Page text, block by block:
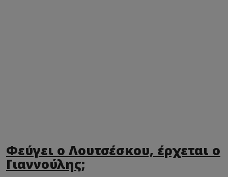
Φεύγει ο Λουτσέσκου, έρχεται ο
Γιαννούλης;